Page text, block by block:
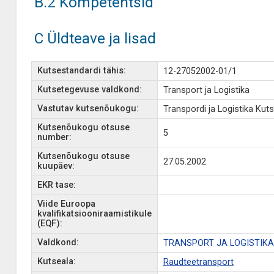
C Üldteave ja lisad
Kutsestandardi tähis:
12-27052002-01/1
Kutsetegevuse valdkond:
Transport ja Logistika
Vastutav kutsenõukogu:
Transpordi ja Logistika
Kutsenõukogu otsuse
number:
5
Kutsenõukogu otsuse
kuupäev:
27.05.2002
EKR tase:
Viide Euroopa
kvalifikatsiooniraamistikule
(EQF):
Valdkond:
TRANSPORT JA LOGISTIKA
Kutseala:
Raudteetransport